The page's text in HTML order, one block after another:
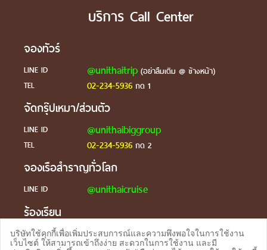
บริการ Call Center
จองทัวร์
LINE ID @unithaitrip(อย่าลืมเติม @ ข้างหน้า)
TEL
02-234-5936กด 1
จัดกรุ๊ปเหมา/ส่วนตัว
LINE ID @unithaibiggroup
TEL 02-234-5936กด 2
จองเรือสำราญทั่วโลก
LINE ID @unithaicruise
ร้องเรียน
LINE ID @unithaicare
บริษัทใช้คุกกี้เพื่อเพิ่มประสบการณ์และความพึงพอใจในการใช้งาน
เว็บไซต์ ให้สามารถเข้าถึงง่าย สะดวกในการใช้งาน และมี